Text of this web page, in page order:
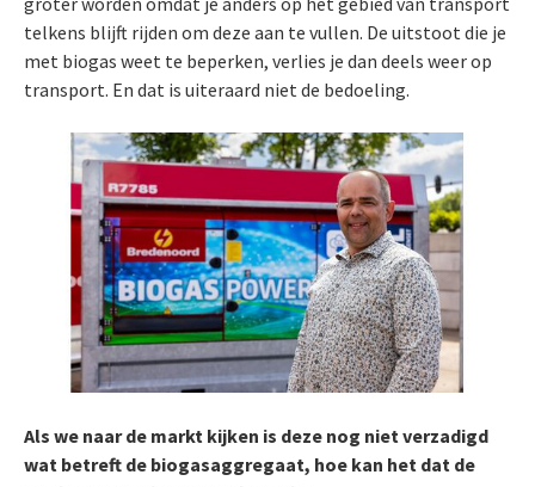
telkens blijft rijden om deze aan te vullen. De uitstoot die je
met biogas weet te beperken, verlies je dan deels weer op
transport. En dat is uiteraard niet de bedoeling.
Als we naar de markt kijken is deze nog niet verzadigd
wat betreft de biogasaggregaat, hoe kan het dat de